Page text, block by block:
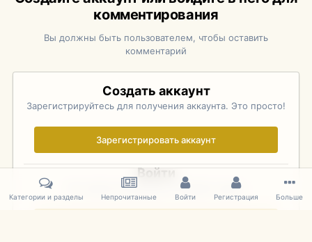
комментирования
Вы должны быть пользователем, чтобы оставить
комментарий
Создать аккаунт
Зарегистрируйтесь для получения аккаунта. Это просто!
Зарегистрировать аккаунт
Войти
Уже зарегистрированы? Войдите здесь.
Категории и разделы Непрочитанные Войти Регистрация Больше